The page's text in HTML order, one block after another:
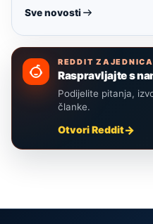
Sve novosti
REDDIT ZAJEDNICA
Raspravljajte s
Podijelite pitanja,
članke.
Otvori Reddit